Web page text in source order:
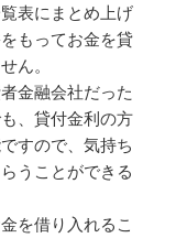
表にまとめ上げ
もってお金を貸
ん。
金融会社だった
、貸付金利の方
すので、気持ち
うことができる
を借り入れるこ